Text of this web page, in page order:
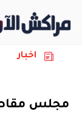
اخبار
مجلس